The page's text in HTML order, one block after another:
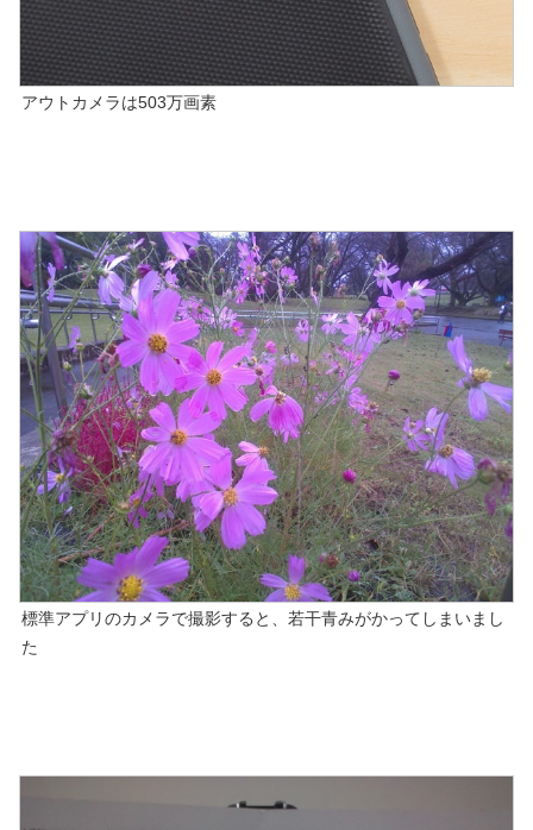
アウトカメラは503万画素
標準アプリのカメラで撮影すると、若干青みがかってしまいまし
た